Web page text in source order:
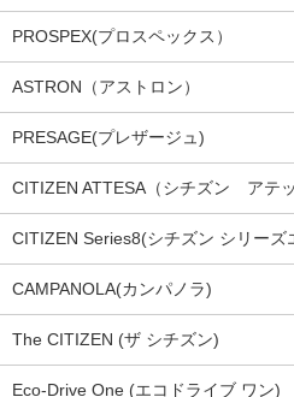
PROSPEX(プロスペックス）
ASTRON（アストロン）
PRESAGE(プレザージュ)
CITIZEN ATTESA（シチズン アテッ
CITIZEN Series8(シチズン シリーズ
CAMPANOLA(カンパノラ)
The CITIZEN (ザ シチズン)
Eco-Drive One (エコドライブ ワン)